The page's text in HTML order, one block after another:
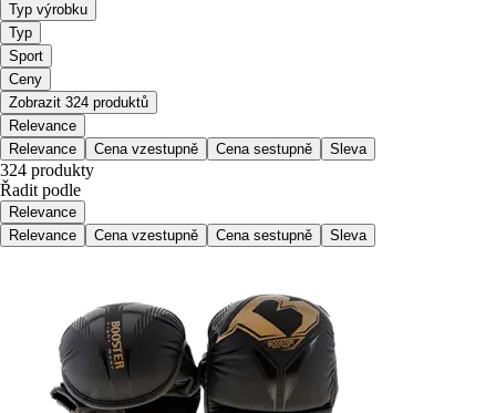
Typ výrobku
Typ
Sport
Ceny
Zobrazit 324 produktů
Relevance
Relevance
Cena vzestupně Cena sestupně Sleva
324 produkty
Řadit podle
Relevance
Relevance
Cena vzestupně Cena sestupně Sleva